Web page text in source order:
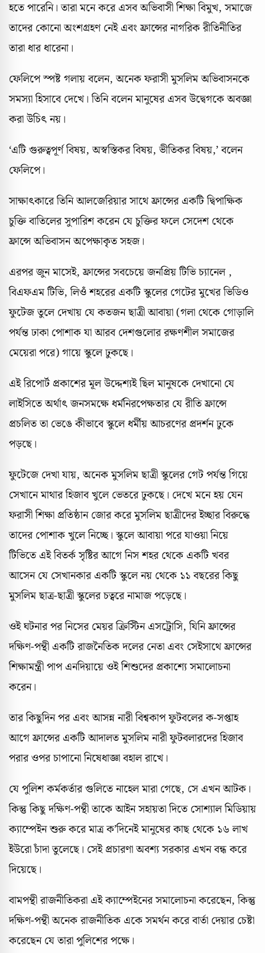
হতে পারেনি। তারা মনে করে এসব অভিবাসী শিক্ষা বিমুখ, সমাজে
তাদের কোনো অংশগ্রহণ নেই এবং ফ্রান্সের নাগরিক রীতিনীতির
তারা ধার ধারেনা।
ফেলিপে স্পষ্ট গলায় বলেন, অনেক ফরাসী মুসলিম অভিবাসনকে
সমস্যা হিসাবে দেখে। তিনি বলেন মানুষের এসব উদ্বেগকে অবজ্ঞা
করা উচিৎ নয়।
‘এটি গুরুত্বপূর্ণ বিষয়, অস্বস্তিকর বিষয়, ভীতিকর বিষয়,’ বলেন
ফেলিপে।
সাক্ষাৎকারে তিনি আলজেরিয়ার সাথে ফ্রান্সের একটি দ্বিপাক্ষিক
চুক্তি বাতিলের সুপারিশ করেন যে চুক্তির ফলে সেদেশ থেকে
ফ্রান্সে অভিবাসন অপেক্ষাকৃত সহজ।
এরপর জুন মাসেই, ফ্রান্সের সবচেয়ে জনপ্রিয় টিভি চ্যানেল ,
বিএফএম টিভি, লিওঁ শহরের একটি স্কুলের গেটের মুখের ভিডিও
ফুটেজ তুলে দেখায় যে কতজন ছাত্রী আবায়া (গলা থেকে গোড়ালি
পর্যন্ত ঢাকা পোশাক যা আরব দেশগুলোর রক্ষণশীল সমাজের
মেয়েরা পরে) গায়ে স্কুলে ঢুকছে।
এই রিপোর্ট প্রকাশের মূল উদ্দেশ্যই ছিল মানুষকে দেখানো যে
লাইসিতে অর্থাৎ জনসমক্ষে ধর্মনিরপেক্ষতার যে রীতি ফ্রান্সে
প্রচলিত তা ভেঙে কীভাবে স্কুলে ধর্মীয় আচরণের প্রদর্শন ঢুকে
পড়ছে।
ফুটেজে দেখা যায়, অনেক মুসলিম ছাত্রী স্কুলের গেট পর্যন্ত গিয়ে
সেখানে মাথার হিজাব খুলে ভেতরে ঢুকছে। দেখে মনে হয় যেন
ফরাসী শিক্ষা প্রতিষ্ঠান জোর করে মুসলিম ছাত্রীদের ইচ্ছার বিরুদ্ধে
তাদের পোশাক খুলে নিচ্ছে। স্কুলে আবায়া পরে যাওয়া নিয়ে
টিভিতে এই বিতর্ক সৃষ্টির আগে নিস শহর থেকে একটি খবর
আসেন যে সেখানকার একটি স্কুলে নয় থেকে ১১ বছরের কিছু
মুসলিম ছাত্র-ছাত্রী স্কুলের চত্বরে নামাজ পড়েছে।
ওই ঘটনার পর নিসের মেয়র ক্রিস্টিন এসট্রোসি, যিনি ফ্রান্সের
দক্ষিণ-পন্থী একটি রাজনৈতিক দলের নেতা এবং সেইসাথে ফ্রান্সের
শিক্ষামন্ত্রী পাপ এনদিয়ায়ে ওই শিশুদের প্রকাশ্যে সমালোচনা
করেন।
তার কিছুদিন পর এবং আসন্ন নারী বিশ্বকাপ ফুটবলের ক-সপ্তাহ
আগে ফ্রান্সের একটি আদালত মুসলিম নারী ফুটবলারদের হিজাব
পরার ওপর চাপানো নিষেধাজ্ঞা বহাল রাখে।
যে পুলিশ কর্মকর্তার গুলিতে নাহেল মারা গেছে, সে এখন আটক।
কিন্তু কিছু দক্ষিণ-পন্থী তাকে আইন সহায়তা দিতে সোশ্যাল মিডিয়ায়
ক্যাম্পেইন শুরু করে মাত্র ক’দিনেই মানুষের কাছ থেকে ১৬ লাখ
ইউরো চাঁদা তুলেছে। সেই প্রচারণা অবশ্য সরকার এখন বন্ধ করে
দিয়েছে।
বামপন্থী রাজনীতিকরা এই ক্যাম্পেইনের সমালোচনা করেছেন, কিন্তু
দক্ষিণ-পন্থী অনেক রাজনীতিক একে সমর্থন করে বার্তা দেয়ার চেষ্টা
করেছেন যে তারা পুলিশের পক্ষে।